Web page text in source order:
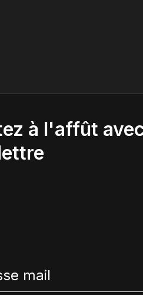
à l'affût